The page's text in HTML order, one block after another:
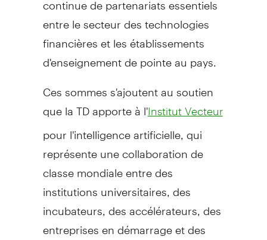
entre le secteur des technologies
financières et les établissements
d'enseignement de pointe au pays.
Ces sommes s'ajoutent au soutien
que la TD apporte à l'Institut Vecteur
pour l'intelligence artificielle, qui
représente une collaboration de
classe mondiale entre des
institutions universitaires, des
incubateurs, des accélérateurs, des
entreprises en démarrage et des